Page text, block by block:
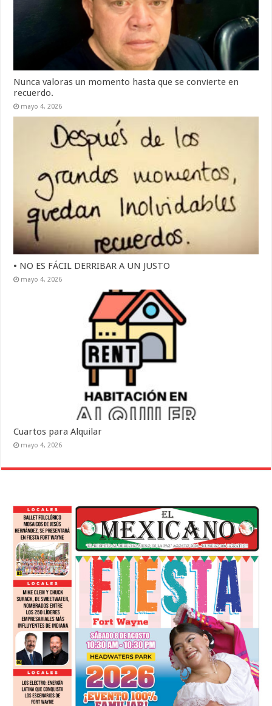
Nunca valoras un momento hasta que se convierte en
recuerdo.
mayo 4, 2026
• NO ES FÁCIL DERRIBAR A UN JUSTO
mayo 4, 2026
Cuartos para Alquilar
mayo 4, 2026